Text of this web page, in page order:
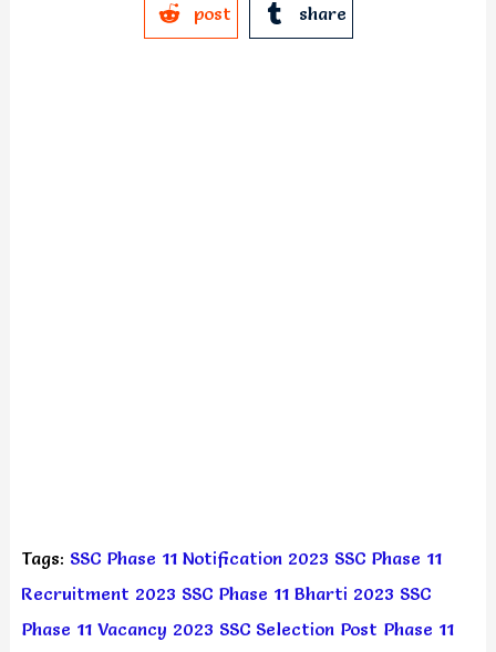
post share
Tags: SSC Phase 11 Notification 2023 SSC Phase 11
Recruitment 2023 SSC Phase 11 Bharti 2023 SSC
Phase 11 Vacancy 2023 SSC Selection Post Phase 11